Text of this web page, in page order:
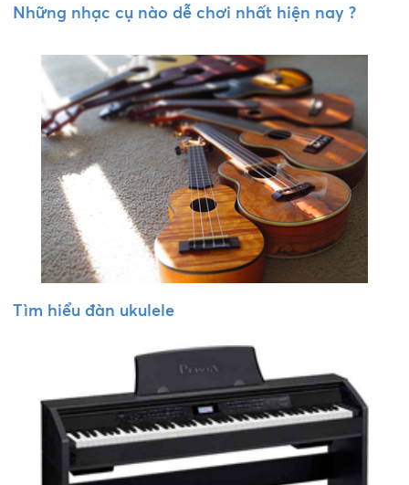
Những nhạc cụ nào dễ chơi nhất hiện nay ?
Tìm hiểu đàn ukulele